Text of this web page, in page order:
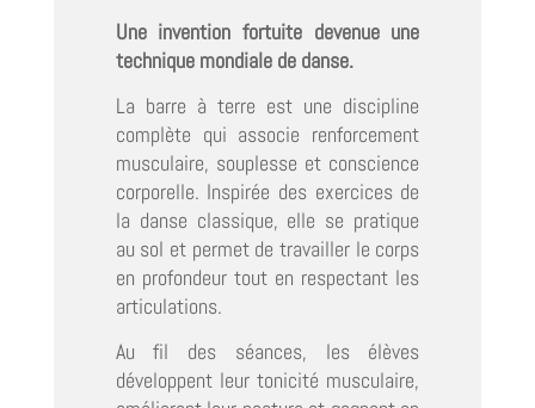
Une invention fortuite devenue une
technique mondiale de danse.
La barre à terre est une discipline
complète qui associe renforcement
musculaire, souplesse et conscience
corporelle. Inspirée des exercices de
la danse classique, elle se pratique
au sol et permet de travailler le corps
en profondeur tout en respectant les
articulations.
Au fil des séances, les élèves
développent leur tonicité musculaire,